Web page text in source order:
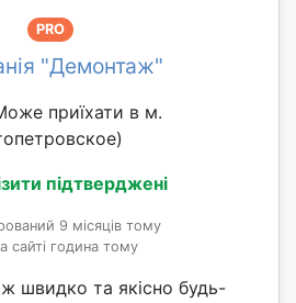
PRO
"Демонтаж"
приїхати в м.
підтверджені
9 місяців тому
сайті година тому
швидко та якісно будь-